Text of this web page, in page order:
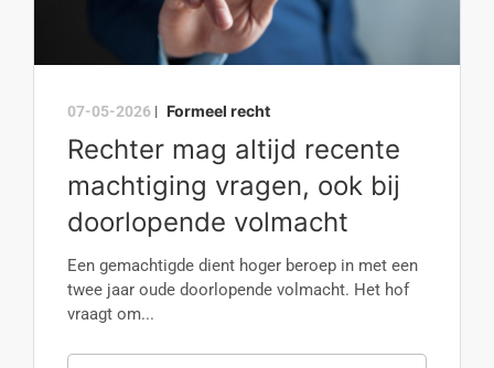
07-05-2026 | Formeel recht
Rechter mag altijd recente
machtiging vragen, ook bij
doorlopende volmacht
Een gemachtigde dient hoger beroep in met een
twee jaar oude doorlopende volmacht. Het hof
vraagt om...